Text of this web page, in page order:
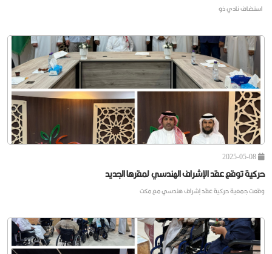
مستفيدو حركية في ضيافة نادي ذوي الإعاقة بالرياض
استضاف نادي ذو
حركية توقع عقد الإشراف الهندسي لمقرها الجديد